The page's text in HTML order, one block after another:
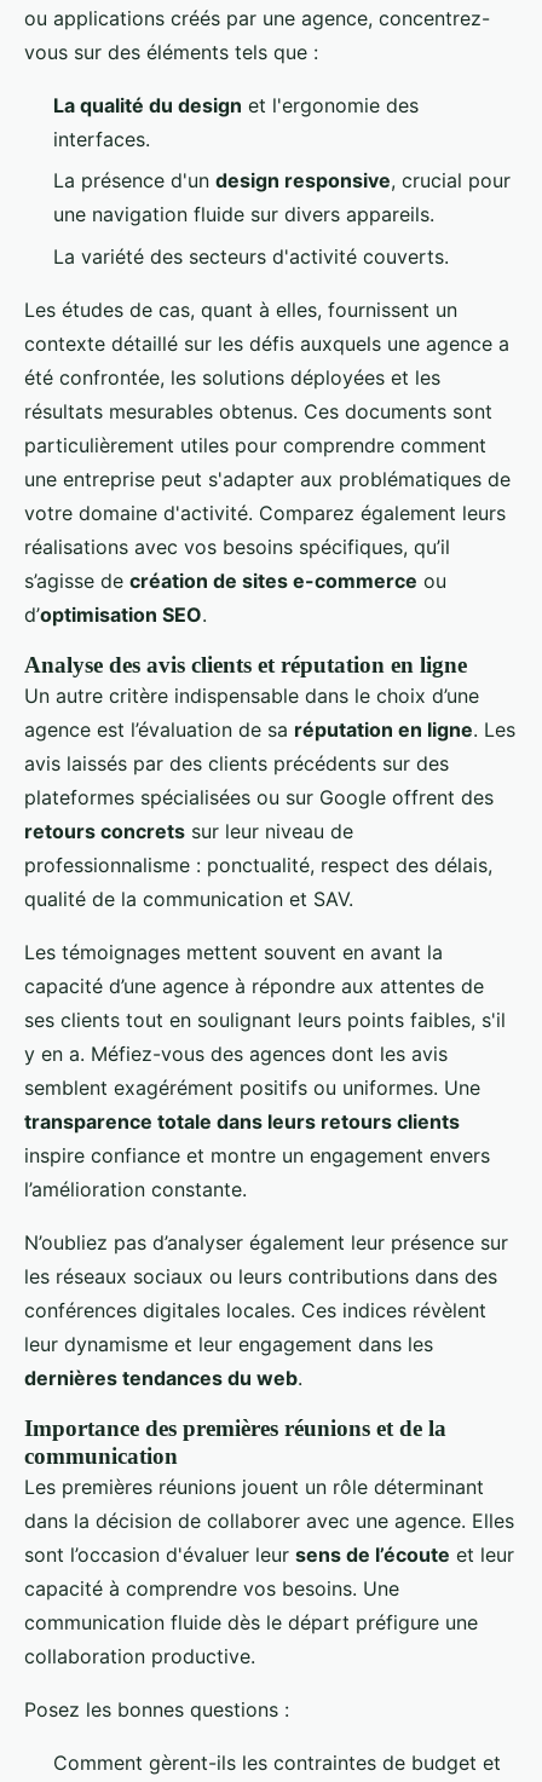
ou applications créés par une agence, concentrez-
vous sur des éléments tels que :
La qualité du design et l'ergonomie des
interfaces.
La présence d'un design responsive, crucial pour
une navigation fluide sur divers appareils.
La variété des secteurs d'activité couverts.
Les études de cas, quant à elles, fournissent un
contexte détaillé sur les défis auxquels une agence a
été confrontée, les solutions déployées et les
résultats mesurables obtenus. Ces documents sont
particulièrement utiles pour comprendre comment
une entreprise peut s'adapter aux problématiques de
votre domaine d'activité. Comparez également leurs
réalisations avec vos besoins spécifiques, qu’il
s’agisse de création de sites e-commerce ou
d’optimisation SEO.
Analyse des avis clients et réputation en ligne
Un autre critère indispensable dans le choix d’une
agence est l’évaluation de sa réputation en ligne. Les
avis laissés par des clients précédents sur des
plateformes spécialisées ou sur Google offrent des
retours concrets sur leur niveau de
professionnalisme : ponctualité, respect des délais,
qualité de la communication et SAV.
Les témoignages mettent souvent en avant la
capacité d’une agence à répondre aux attentes de
ses clients tout en soulignant leurs points faibles, s'il
y en a. Méfiez-vous des agences dont les avis
semblent exagérément positifs ou uniformes. Une
transparence totale dans leurs retours clients
inspire confiance et montre un engagement envers
l’amélioration constante.
N’oubliez pas d’analyser également leur présence sur
les réseaux sociaux ou leurs contributions dans des
conférences digitales locales. Ces indices révèlent
leur dynamisme et leur engagement dans les
dernières tendances du web.
Importance des premières réunions et de la
communication
Les premières réunions jouent un rôle déterminant
dans la décision de collaborer avec une agence. Elles
sont l’occasion d'évaluer leur sens de l’écoute et leur
capacité à comprendre vos besoins. Une
communication fluide dès le départ préfigure une
collaboration productive.
Posez les bonnes questions :
Comment gèrent-ils les contraintes de budget et